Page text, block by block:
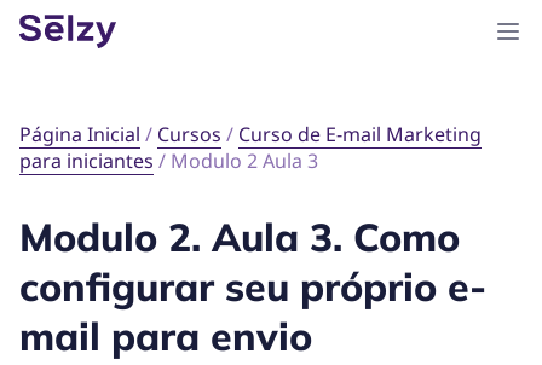
Página Inicial / Cursos / Curso de E-mail Marketing
para iniciantes / Modulo 2 Aula 3
Modulo 2. Aula 3. Como
configurar seu próprio e-
mail para envio